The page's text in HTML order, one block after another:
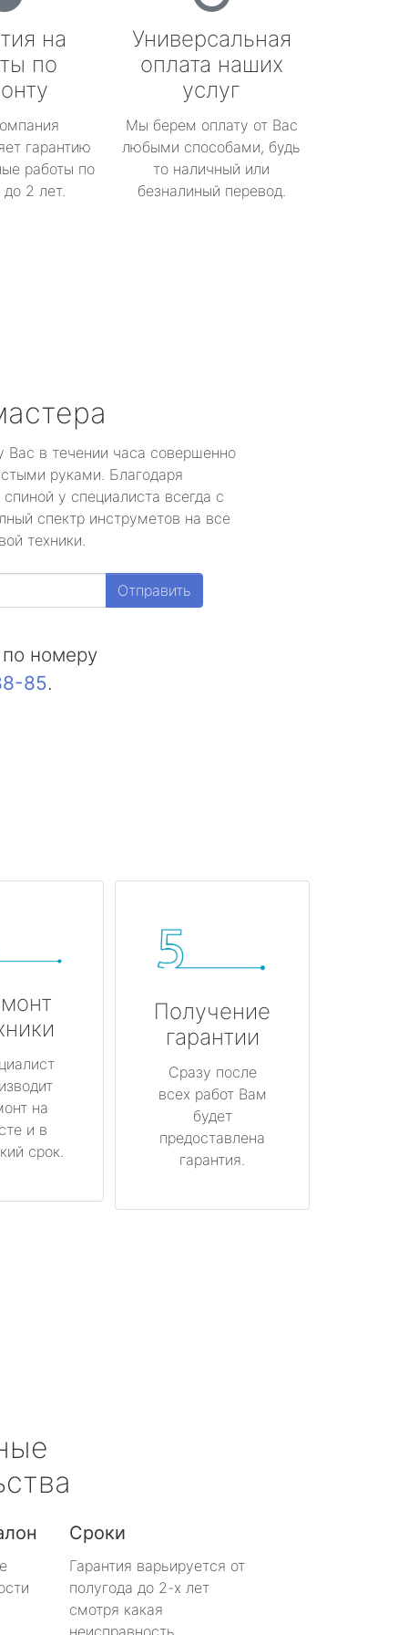
на
по
гарантию
работы по
2 лет.
Универсальная
оплата наших
услуг
Мы берем оплату от Вас
любыми способами, будь
то наличный или
безналиный перевод.
Вас в течении часа совершенно
руками. Благодаря
у специалиста всегда с
спектр инструметов на все
техники.
Отправить
номеру
85.
на
и в
срок.
Получение
гарантии
Сразу после
всех работ Вам
будет
предоставлена
гарантия.
Сроки
Гарантия варьируется от
полугода до 2-х лет
смотря какая
неисправность.